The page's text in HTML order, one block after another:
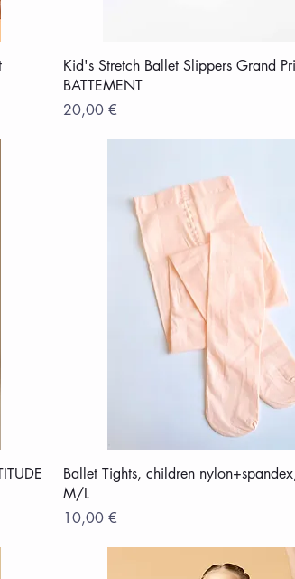
Kid's Stretch Ballet Slippers Grand
BATTEMENT
Preis
20,00 €
Ballet Tights, children
M/L
Preis
10,00 €